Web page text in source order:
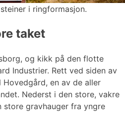
i ringformasjon.
taket
og kikk på den flotte
Industrier. Rett ved siden av
en av de aller
Nederst i den store, vakre
store gravhauger fra yngre